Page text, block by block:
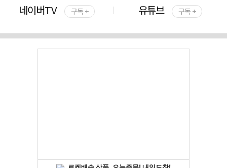
네이버TV 구독 + 유튜브 구독 +